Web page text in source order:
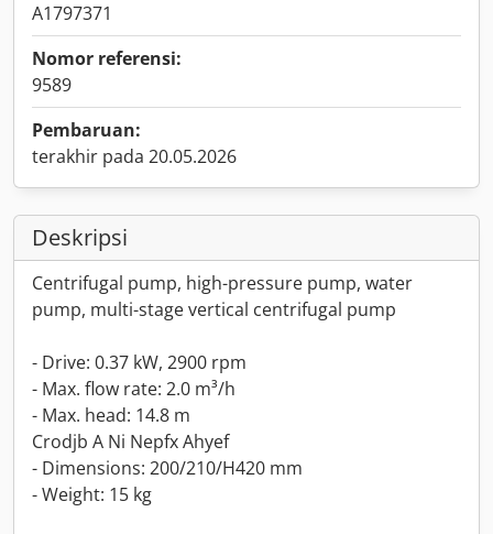
A1797371
Nomor referensi:
9589
Pembaruan:
terakhir pada 20.05.2026
Deskripsi
Centrifugal pump, high-pressure pump, water
pump, multi-stage vertical centrifugal pump
- Drive: 0.37 kW, 2900 rpm
- Max. flow rate: 2.0 m³/h
- Max. head: 14.8 m
Crodjb A Ni Nepfx Ahyef
- Dimensions: 200/210/H420 mm
- Weight: 15 kg